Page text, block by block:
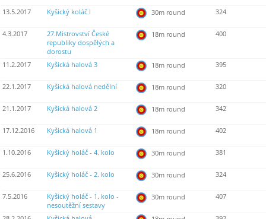
13.5.2017 Kyšický koláč I 30m round 324
4.3.2017
27.Mistrovství České
republiky dospělých a
dorostu
18m round 400
11.2.2017 Kyšická halová 3 18m round 395
22.1.2017 Kyšická halová nedělní 18m round 320
21.1.2017 Kyšická halová 2 18m round 342
17.12.2016 Kyšická halová 1 18m round 402
1.10.2016 Kyšický holáč - 4. kolo 30m round 381
25.6.2016 Kyšický holáč - 2. kolo 30m round 324
7.5.2016
Kyšický holáč - 1. kolo -
nesoutěžní sestavy
30m round 407